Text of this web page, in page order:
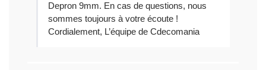
Depron 9mm. En cas de questions, nous
sommes toujours à votre écoute !
Cordialement, L’équipe de Cdecomania